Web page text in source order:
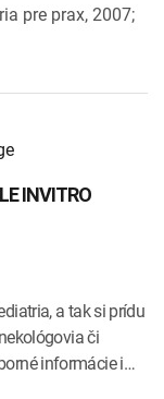
pre prax, 2007;
INVITRO
a tak si prídu
či
informácie i…